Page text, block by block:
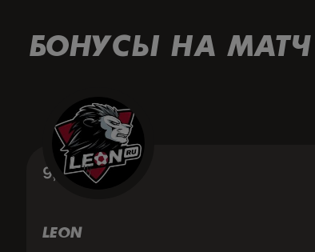
БОНУСЫ НА МАТЧ
9,1
LEON